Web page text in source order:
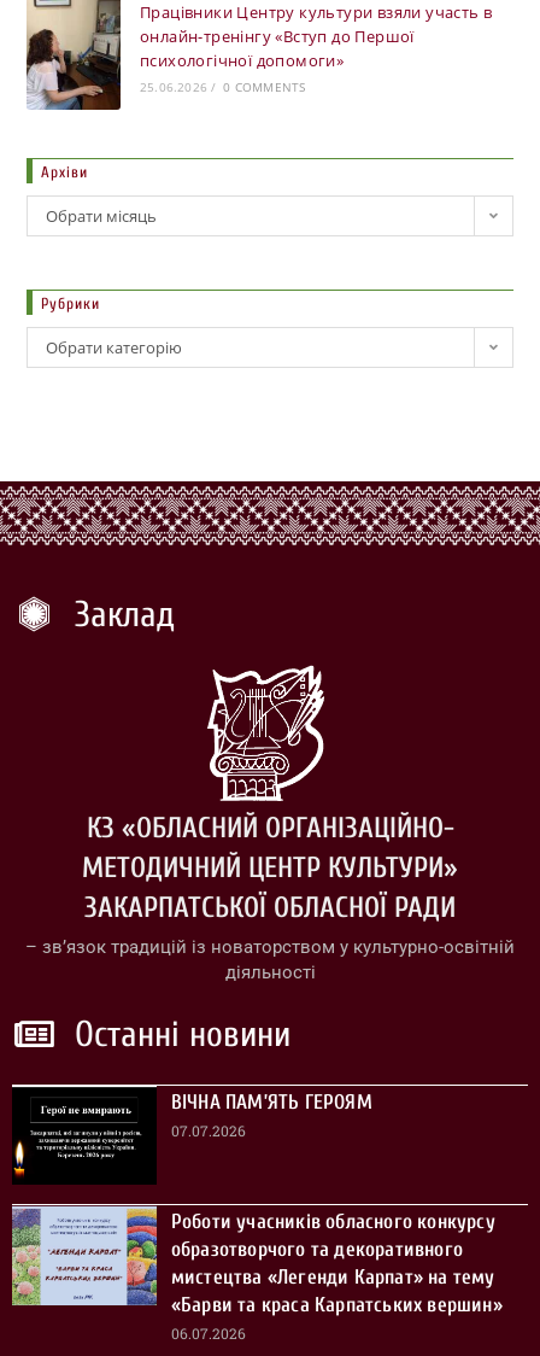
Працівники Центру культури взяли участь в
онлайн-тренінгу «Вступ до Першої
психологічної допомоги»
25.06.2026 / 0 COMMENTS
Архіви
Обрати місяць
Рубрики
Обрати категорію
Заклад
КЗ «ОБЛАСНИЙ ОРГАНІЗАЦІЙНО-
МЕТОДИЧНИЙ ЦЕНТР КУЛЬТУРИ»
ЗАКАРПАТСЬКОЇ ОБЛАСНОЇ РАДИ
– зв’язок традицій із новаторством у культурно-освітній
діяльності
Останні новини
ВІЧНА ПАМ’ЯТЬ ГЕРОЯМ
07.07.2026
Роботи учасників обласного конкурсу
образотворчого та декоративного
мистецтва «Легенди Карпат» на тему
«Барви та краса Карпатських вершин»
06.07.2026